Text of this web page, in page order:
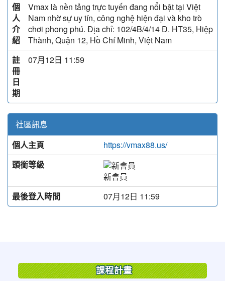
個
人
介
紹
Vmax là nền tảng trực tuyến đang nổi bật tại Việt
Nam nhờ sự uy tín, công nghệ hiện đại và kho trò
chơi phong phú. Địa chỉ: 102/4B/4/14 Đ. HT35, Hiệp
Thành, Quận 12, Hồ Chí Minh, Việt Nam
註
冊
日
期
07月12日 11:59
社區訊息
個人主頁
https://vmax88.us/
頭銜等級
新會員
最後登入時間
07月12日 11:59
課程計畫